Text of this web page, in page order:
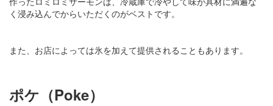
く浸み込んでからいただくのがベストです。
また、お店によっては氷を加えて提供されることもあります。
ポケ（Poke）